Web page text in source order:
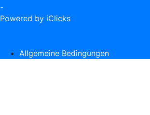
-
Powered by iClicks
Allgemeine Bedingungen